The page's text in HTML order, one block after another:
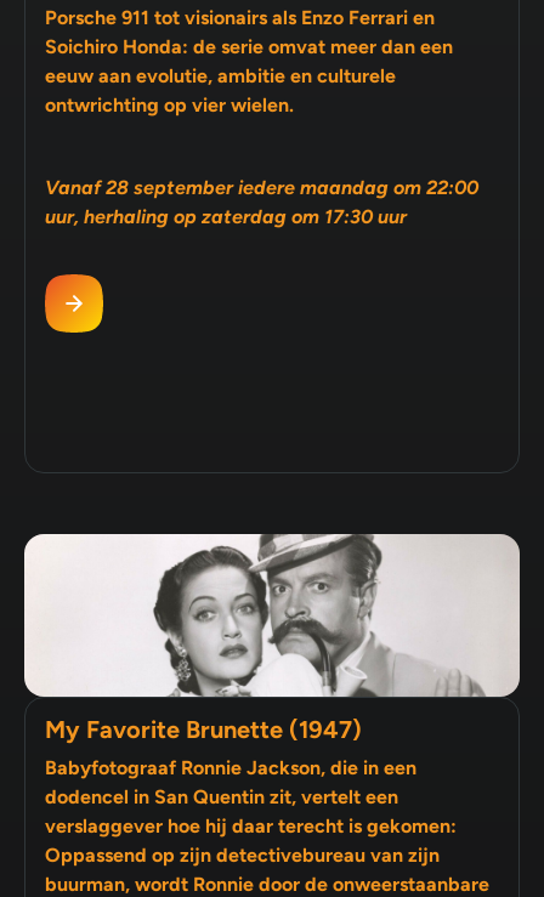
Porsche 911 tot visionairs als Enzo Ferrari en
Soichiro Honda: de serie omvat meer dan een
eeuw aan evolutie, ambitie en culturele
ontwrichting op vier wielen.
Vanaf 28 september iedere maandag om 22:00
uur, herhaling op zaterdag om 17:30 uur
My Favorite Brunette (1947)
Babyfotograaf Ronnie Jackson, die in een
dodencel in San Quentin zit, vertelt een
verslaggever hoe hij daar terecht is gekomen:
Oppassend op zijn detectivebureau van zijn
buurman, wordt Ronnie door de onweerstaanbare